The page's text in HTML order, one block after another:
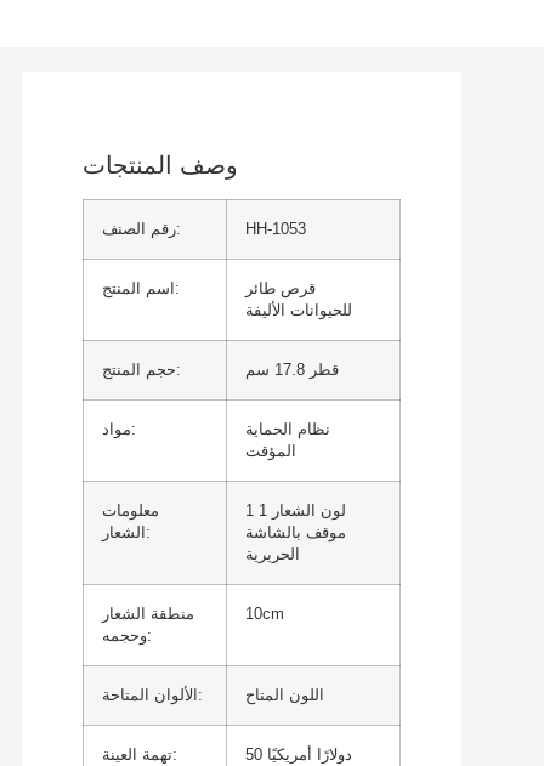
وصف المنتجات
رقم الصنف: HH-1053
اسم المنتج:
قرص طائر
للحيوانات الأليفة
حجم المنتج: قطر 17.8 سم
مواد:
نظام الحماية
المؤقت
معلومات
الشعار:
1 لون الشعار 1
موقف بالشاشة
الحريرية
منطقة الشعار
وحجمه:
10cm
الألوان المتاحة: اللون المتاح
تهمة العينة:
50 دولارًا أمريكيًا